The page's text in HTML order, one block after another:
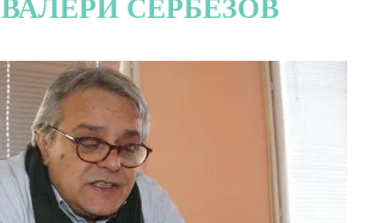
ВАЛЕРИ СЕРБЕЗОВ